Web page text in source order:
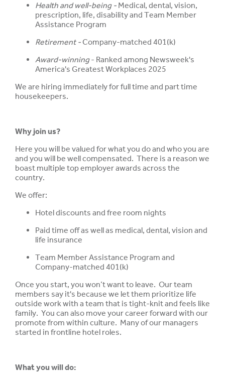
Health and well-being - Medical, dental, vision,
prescription, life, disability and Team Member
Assistance Program
Retirement -Company-matched 401(k)
Award-winning- Ranked among Newsweek's
America's Greatest Workplaces 2025
We are hiring immediately for full time and part time
housekeepers.
Why join us?
Here you will be valued for what you do and who you are
and you will be well compensated. There is a reason we
boast multiple top employer awards across the
country.
We offer:
Hotel discounts and free room nights
Paid time off as well as medical, dental, vision and
life insurance
Team Member Assistance Program and
Company-matched 401(k)
Once you start, you won’t want to leave. Our team
members say it's because we let them prioritize life
outside work with a team that is tight-knit and feels like
family. You can also move your career forward with our
promote from within culture. Many of our managers
started in frontline hotel roles.
What you will do: